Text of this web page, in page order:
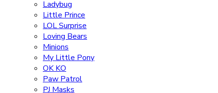
Ladybug
Little Prince
LOL Surprise
Loving Bears
Minions
My Little Pony
OK KO
Paw Patrol
PJ Masks